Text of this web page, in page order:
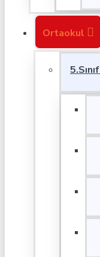
Ortaokul
5.Sınıf